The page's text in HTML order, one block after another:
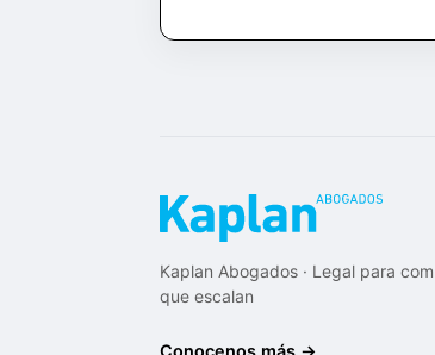
Kaplan Abogados · Legal para
que escalan
Conocenos más →